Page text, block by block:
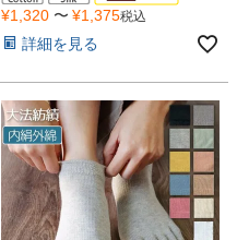
¥1,320 〜 ¥1,375税込
詳細を見る